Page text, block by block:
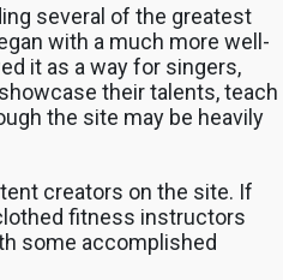
several of the greatest
with a much more well-
it as a way for singers,
their talents, teach
the site may be heavily
creators on the site. If
fitness instructors
some accomplished